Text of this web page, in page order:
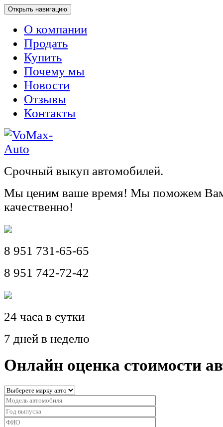
Открыть навигацию
О компании
Продать
Купить
Почему мы
Новости
Отзывы
Контакты
Срочный выкуп автомобилей.
Мы ценим ваше время! Мы поможем
качественно!
8 951 731-65-65
8 951 742-72-42
24 часа в сутки
7 дней в неделю
Онлайн оценка стоимости